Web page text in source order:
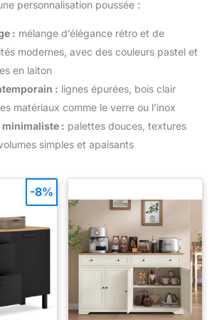
personnalisation poussée :
: mélange d’élégance rétro et de
modernes, avec des couleurs pastel et
en laiton
: lignes épurées, bois clair
matériaux comme le verre ou l’inox
: palettes douces, textures
simples et apaisants
-8%